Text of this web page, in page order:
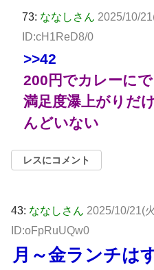
73: ななしさん 2025/10/
ID:cH1ReD8/0
>>42
200円でカレーに
満足度瀑上がりだ
んどいない
レスにコメント
43: ななしさん 2025/10/21(
ID:oFpRuUQw0
月～金ランチは